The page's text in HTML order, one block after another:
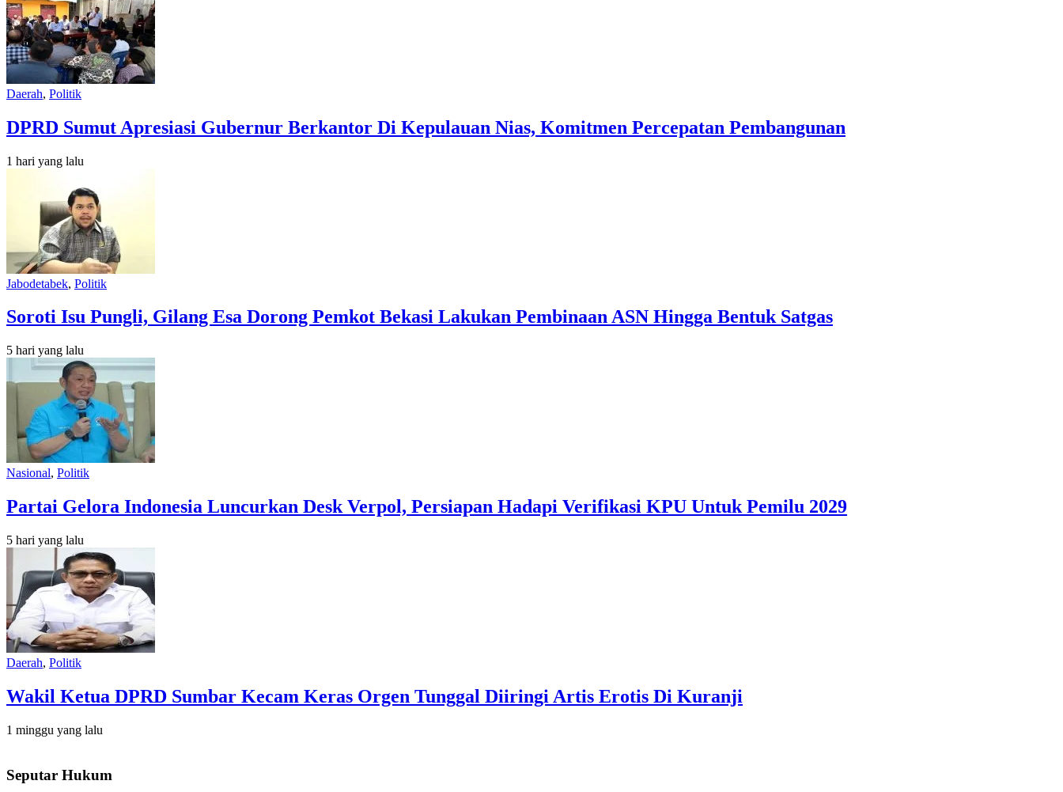
Daerah, Politik
DPRD Sumut Apresiasi Gubernur Berkantor Di Kepulauan Nias, Komitmen Percepatan Pembangunan
1 hari yang lalu
Jabodetabek, Politik
Soroti Isu Pungli, Gilang Esa Dorong Pemkot Bekasi Lakukan Pembinaan ASN Hingga Bentuk Satgas
5 hari yang lalu
Nasional, Politik
Partai Gelora Indonesia Luncurkan Desk Verpol, Persiapan Hadapi Verifikasi KPU Untuk Pemilu 2029
5 hari yang lalu
Daerah, Politik
Wakil Ketua DPRD Sumbar Kecam Keras Orgen Tunggal Diiringi Artis Erotis Di Kuranji
1 minggu yang lalu
Seputar Hukum